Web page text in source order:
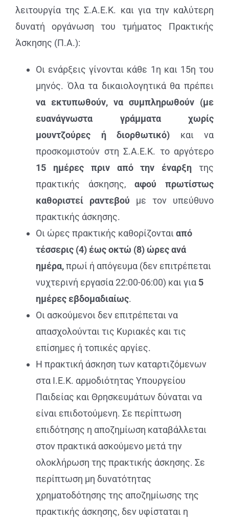
ΠΡΑΚΤΙΚΗ ΑΣΚΗΣΗ
ΕΠΙΚΟΙΝΩΝΙΑ
λειτουργία της Σ.Α.Ε.Κ. και για την καλύτερη
δυνατή οργάνωση του τμήματος Πρακτικής
Άσκησης (Π.Α.):
Οι ενάρξεις γίνονται κάθε 1η και 15η του
μηνός. Όλα τα δικαιολογητικά θα πρέπει
να εκτυπωθούν, να συμπληρωθούν (με
ευανάγνωστα γράμματα χωρίς
μουντζούρες ή διορθωτικό) και να
προσκομιστούν στη Σ.Α.Ε.Κ. το αργότερο
15 ημέρεςπριν από την έναρξη της
πρακτικής άσκησης,αφού πρωτίστως
καθοριστεί ραντεβού με τον υπεύθυνο
πρακτικής άσκησης.
Οι ώρες πρακτικής καθορίζονται από
τέσσερις (4) έως οκτώ (8) ώρεςανά
ημέρα,πρωί ή απόγευμα (δεν επιτρέπεται
νυχτερινή εργασία 22:00-06:00) και για 5
ημέρες εβδομαδιαίως.
Οι ασκούμενοι δεν επιτρέπεται να
απασχολούνται τις Κυριακές και τις
επίσημες ή τοπικές αργίες.
Η πρακτική άσκηση των καταρτιζόμενων
στα Ι.Ε.Κ. αρμοδιότητας Υπουργείου
Παιδείας και Θρησκευμάτων δύναται να
είναι επιδοτούμενη. Σε περίπτωση
επιδότησης η αποζημίωση καταβάλλεται
στον πρακτικά ασκούμενο μετά την
ολοκλήρωση της πρακτικής άσκησης. Σε
περίπτωση μη δυνατότητας
χρηματοδότησης της αποζημίωσης της
πρακτικής άσκησης, δεν υφίσταται η